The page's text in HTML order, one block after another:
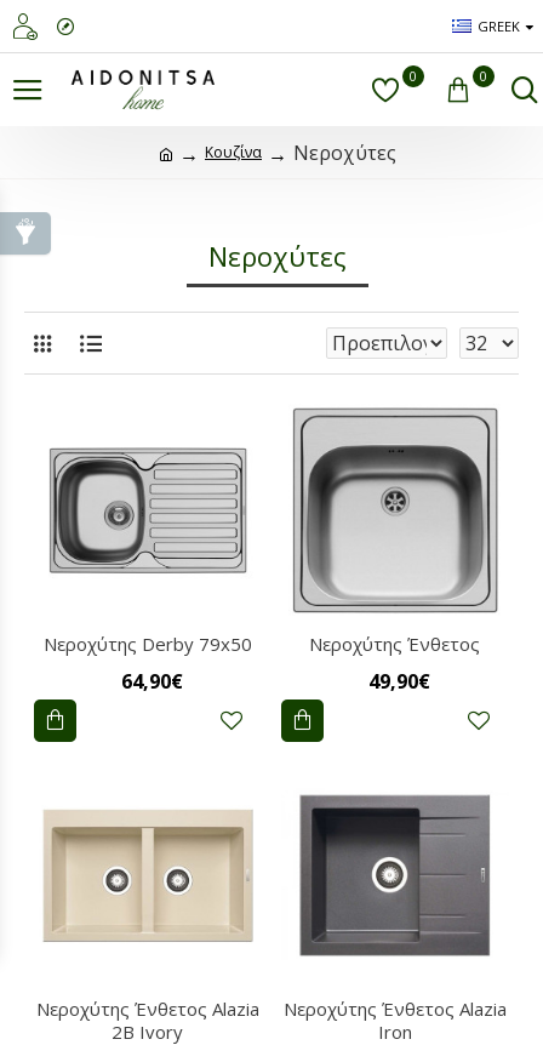
GREEK
0 0
Κουζίνα Νεροχύτες
Νεροχύτες
Νεροχύτης Derby 79x50
64,90€
Νεροχύτης Ένθετος
49,90€
Νεροχύτης Ένθετος Alazia
2B Ivory
Νεροχύτης Ένθετος Alazia
Iron